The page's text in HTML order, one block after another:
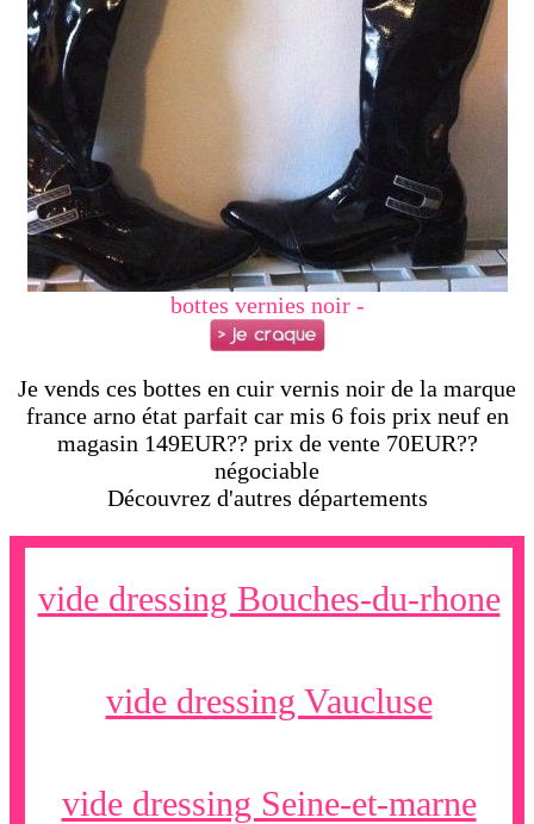
bottes vernies noir -
Je vends ces bottes en cuir vernis noir de la marque
france arno état parfait car mis 6 fois prix neuf en
magasin 149EUR?? prix de vente 70EUR??
négociable
Découvrez d'autres départements
vide dressing Bouches-du-rhone
vide dressing Vaucluse
vide dressing Seine-et-marne